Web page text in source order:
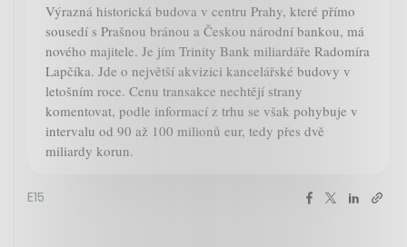
Výrazná historická budova v centru Prahy, které přímo
sousedí s Prašnou bránou a Českou národní bankou, má
nového majitele. Je jím Trinity Bank miliardáře Radomíra
Lapčíka. Jde o největší akvizici kancelářské budovy v
letošním roce. Cenu transakce nechtějí strany
komentovat, podle informací z trhu se však pohybuje v
intervalu od 90 až 100 milionů eur, tedy přes dvě
miliardy korun.
E15